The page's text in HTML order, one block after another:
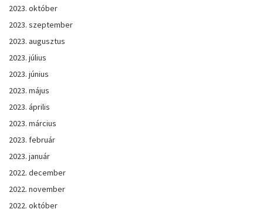
2023. október
2023. szeptember
2023. augusztus
2023. július
2023. június
2023. május
2023. április
2023. március
2023. február
2023. január
2022. december
2022. november
2022. október